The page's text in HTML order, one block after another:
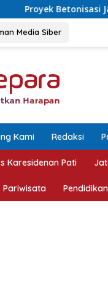
Rusak Parah di
Media Siber
Kami Redaksi
Karesidenan Pati
Pariwisata Pendidikan